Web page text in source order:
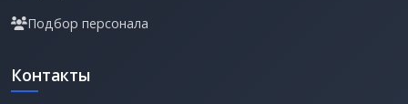
Подбор персонала
Контакты